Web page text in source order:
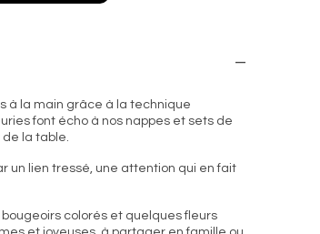
à la main grâce à la technique
font écho à nos nappes et sets de
de la table.
un lien tressé, une attention qui en fait
colorés et quelques fleurs